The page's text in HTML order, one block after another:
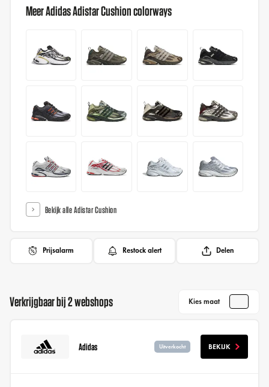
Meer Adidas Adistar Cushion colorways
Bekijk alle Adistar Cushion
Prijsalarm Restock alert Delen
Verkrijgbaar bij 2 webshops Kies maat
Adidas Uitverkocht BEKIJK